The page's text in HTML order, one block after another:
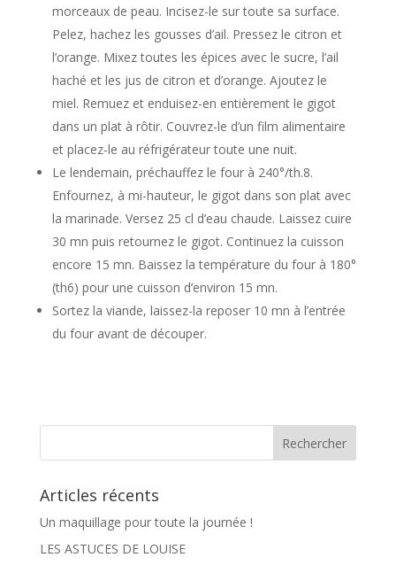
morceaux de peau. Incisez-le sur toute sa surface.
Pelez, hachez les gousses d’ail. Pressez le citron et
l’orange. Mixez toutes les épices avec le sucre, l’ail
haché et les jus de citron et d’orange. Ajoutez le
miel. Remuez et enduisez-en entièrement le gigot
dans un plat à rôtir. Couvrez-le d’un film alimentaire
et placez-le au réfrigérateur toute une nuit.
Le lendemain, préchauffez le four à 240°/th.8.
Enfournez, à mi-hauteur, le gigot dans son plat avec
la marinade. Versez 25 cl d’eau chaude. Laissez cuire
30 mn puis retournez le gigot. Continuez la cuisson
encore 15 mn. Baissez la température du four à 180°
(th6) pour une cuisson d’environ 15 mn.
Sortez la viande, laissez-la reposer 10 mn à l’entrée
du four avant de découper.
Articles récents
Un maquillage pour toute la journée !
LES ASTUCES DE LOUISE